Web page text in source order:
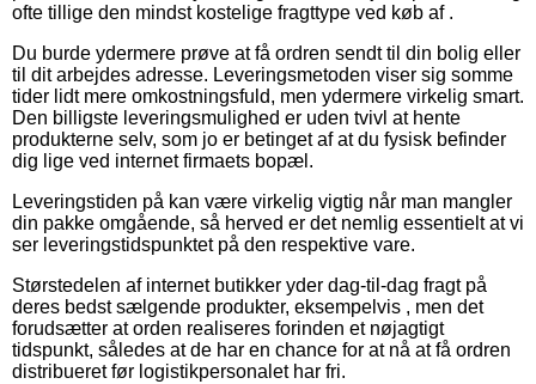
ofte tillige den mindst kostelige fragttype ved køb af .
Du burde ydermere prøve at få ordren sendt til din bolig eller
til dit arbejdes adresse. Leveringsmetoden viser sig somme
tider lidt mere omkostningsfuld, men ydermere virkelig smart.
Den billigste leveringsmulighed er uden tvivl at hente
produkterne selv, som jo er betinget af at du fysisk befinder
dig lige ved internet firmaets bopæl.
Leveringstiden på kan være virkelig vigtig når man mangler
din pakke omgående, så herved er det nemlig essentielt at vi
ser leveringstidspunktet på den respektive vare.
Størstedelen af internet butikker yder dag-til-dag fragt på
deres bedst sælgende produkter, eksempelvis , men det
forudsætter at orden realiseres forinden et nøjagtigt
tidspunkt, således at de har en chance for at nå at få ordren
distribueret før logistikpersonalet har fri.